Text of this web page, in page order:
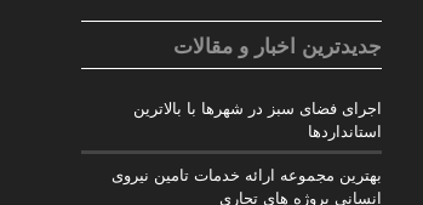
جدیدترین اخبار و مقالات
اجرای فضای سبز در شهرها با بالاترین
استانداردها
بهترین مجموعه ارائه خدمات تامین نیروی
انسانی پروژه های تجاری